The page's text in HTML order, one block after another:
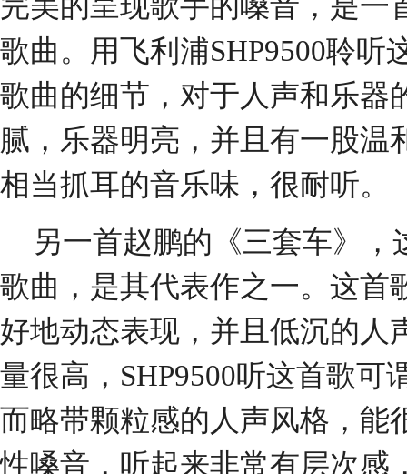
歌曲。用飞利浦SHP9500聆听
歌曲的细节，对于人声和乐器
腻，乐器明亮，并且有一股温
相当抓耳的音乐味，很耐听。
另一首赵鹏的《三套车》
歌曲，是其代表作之一。这首
好地动态表现，并且低沉的人
量很高，SHP9500听这首歌可
而略带颗粒感的人声风格，能
性嗓音，听起来非常有层次感